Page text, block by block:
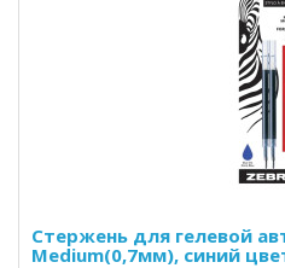
Стержень для гелевой
Medium(0,7мм), синий